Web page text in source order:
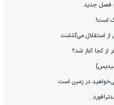
فصل جدید
است!
از استقلال می‌گذشت
از کجا آغاز شد؟
در زمین است